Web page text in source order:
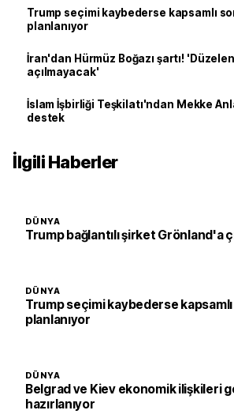
Trump seçimi kaybederse kapsamlı
planlanıyor
İran'dan Hürmüz Boğazı şartı!
açılmayacak'
İslam İşbirliği Teşkilatı'ndan Mekke
destek
İlgili Haberler
DÜNYA
Trump bağlantılı şirket Grönland'a
DÜNYA
Trump seçimi kaybederse
planlanıyor
DÜNYA
Belgrad ve Kiev ekonomik ilişkileri
hazırlanıyor